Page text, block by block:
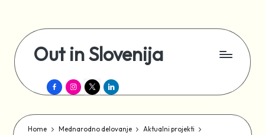
content
Out in Slovenija
rekreacija
druženje
za
FacebookInstagram
X LinkedIn
Home Mednarodno delovanje
Aktualni projekti